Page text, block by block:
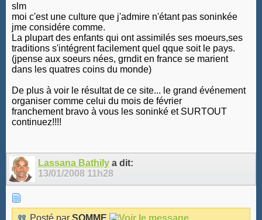
slm
moi c'est une culture que j'admire n'étant pas soninkée
jme considére comme.
La plupart des enfants qui ont assimilés ses moeurs,ses
traditions s'intégrent facilement quel qque soit le pays.
(jpense aux soeurs nées, grndit en france se marient
dans les quatres coins du monde)
De plus à voir le résultat de ce site... le grand événement
organiser comme celui du mois de février
franchement bravo à vous les soninké et SURTOUT
continuez!!!!
Lassana Bathily a dit:
13/01/2008 11h28
Posté par SOMME